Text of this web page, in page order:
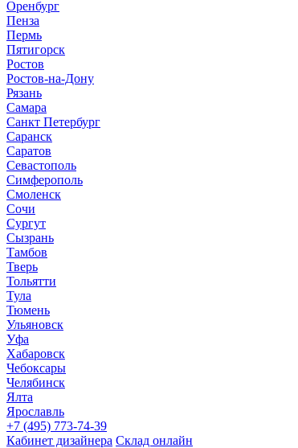
Оренбург
Пенза
Пермь
Пятигорск
Ростов
Ростов-на-Дону
Рязань
Самара
Санкт Петербург
Саранск
Саратов
Севастополь
Симферополь
Смоленск
Сочи
Сургут
Сызрань
Тамбов
Тверь
Тольятти
Тула
Тюмень
Ульяновск
Уфа
Хабаровск
Чебоксары
Челябинск
Ялта
Ярославль
+7 (495) 773-74-39
Кабинет дизайнера Склад онлайн